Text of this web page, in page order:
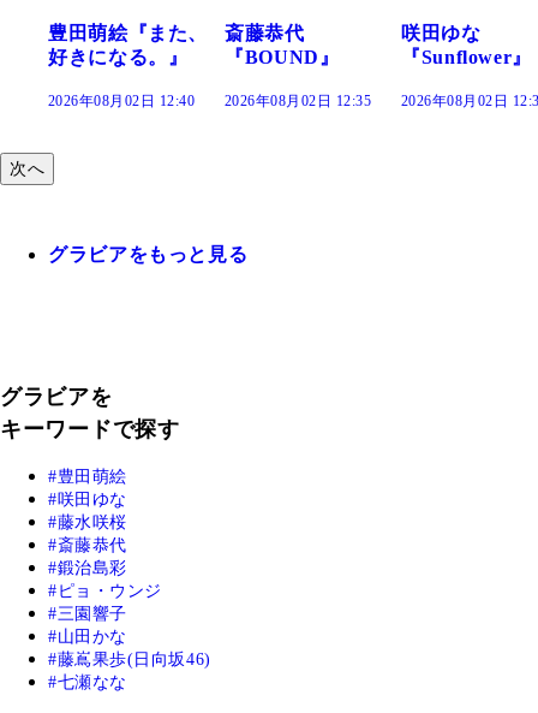
斎藤恭代
『BOUND』
2026年08月02日 12:35
咲田ゆな
『Sunflower』
2026年08月02日 12:30
藤水咲桜『花
だまり』
2026年08月02日
次へ
グラビアをもっと見る
グラビアを
キーワードで探す
豊田萌絵
咲田ゆな
藤水咲桜
斎藤恭代
鍛治島彩
ピョ・ウンジ
三園響子
山田かな
藤嶌果歩(日向坂46)
七瀬なな